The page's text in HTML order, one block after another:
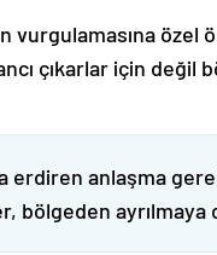
vurgulamasına
çıkarlar için değil
erdiren anlaşma
bölgeden ayrılmaya